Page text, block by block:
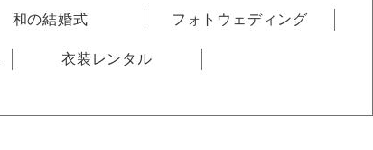
和の結婚式 フォトウェディング
衣装レンタル